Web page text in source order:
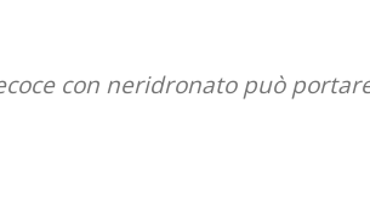
con neridronato può